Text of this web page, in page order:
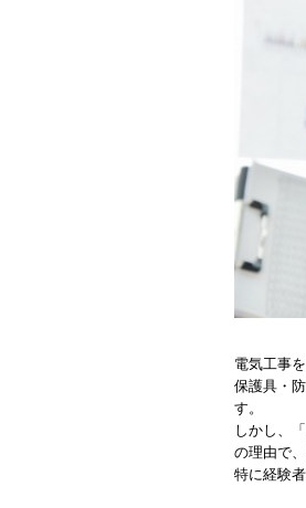
電気工事
保護具・
す。
しかし、
の理由で
特に経験